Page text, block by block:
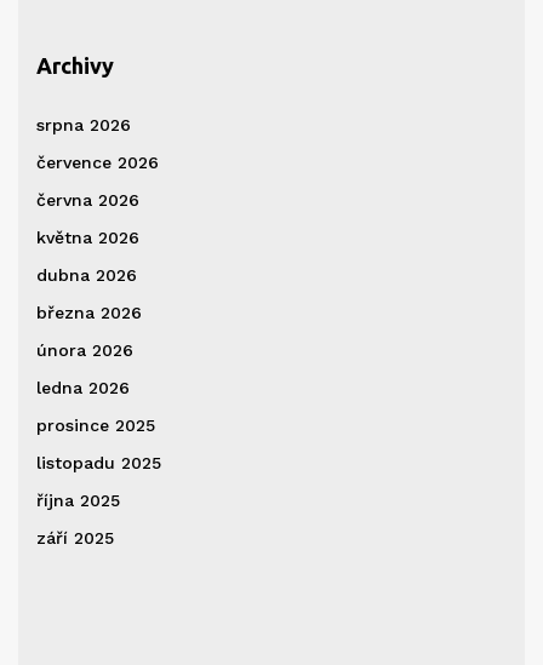
Archivy
srpna 2026
července 2026
června 2026
května 2026
dubna 2026
března 2026
února 2026
ledna 2026
prosince 2025
listopadu 2025
října 2025
září 2025